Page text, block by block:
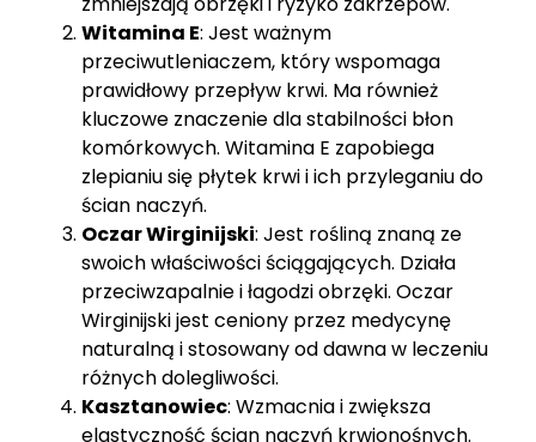
Witamina E: Jest ważnym
przeciwutleniaczem, który wspomaga
prawidłowy przepływ krwi. Ma również
kluczowe znaczenie dla stabilności błon
komórkowych. Witamina E zapobiega
zlepianiu się płytek krwi i ich przyleganiu do
ścian naczyń.
Oczar Wirginijski: Jest rośliną znaną ze
swoich właściwości ściągających. Działa
przeciwzapalnie i łagodzi obrzęki. Oczar
Wirginijski jest ceniony przez medycynę
naturalną i stosowany od dawna w leczeniu
różnych dolegliwości.
Kasztanowiec: Wzmacnia i zwiększa
elastyczność ścian naczyń krwionośnych.